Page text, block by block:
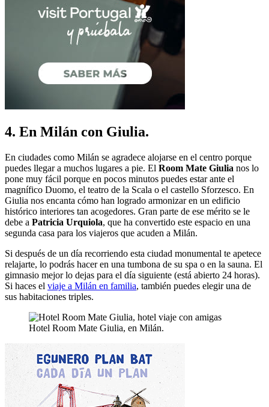
4. En Milán con Giulia.
En ciudades como Milán se agradece alojarse en el centro porque
puedes llegar a muchos lugares a pie. El Room Mate Giulia nos lo
pone muy fácil porque en pocos minutos puedes estar ante el
magnífico Duomo, el teatro de la Scala o el castello Sforzesco. En
Giulia nos encanta cómo han logrado armonizar en un edificio
histórico interiores tan acogedores. Gran parte de ese mérito se le
debe a Patricia Urquiola, que ha convertido este espacio en una
segunda casa para los viajeros que acuden a Milán.
Si después de un día recorriendo esta ciudad monumental te apetece
relajarte, lo podrás hacer en una tumbona de su spa o en la sauna. El
gimnasio mejor lo dejas para el día siguiente (está abierto 24 horas).
Si haces el viaje a Milán en familia, también puedes elegir una de
sus habitaciones triples.
Hotel Room Mate Giulia, en Milán.